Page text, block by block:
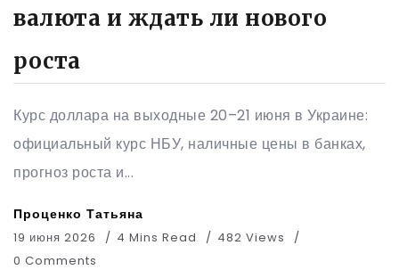
валюта и ждать ли нового
роста
Курс доллара на выходные 20–21 июня в Украине:
официальный курс НБУ, наличные цены в банках,
прогноз роста и...
Проценко Татьяна
19 июня 2026 4 Mins Read
482 Views
0 Comments